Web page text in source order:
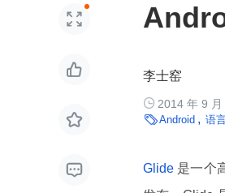




李士窑
 2014 年 9 月
Android 语
Glide 是一个